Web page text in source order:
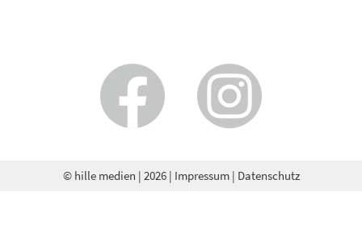
© hille medien | 2026 | Impressum| Datenschutz